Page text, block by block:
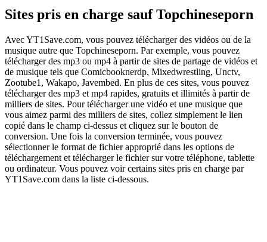
Sites pris en charge sauf Topchineseporn
Avec YT1Save.com, vous pouvez télécharger des vidéos ou de la
musique autre que Topchineseporn. Par exemple, vous pouvez
télécharger des mp3 ou mp4 à partir de sites de partage de vidéos et
de musique tels que Comicbooknerdp, Mixedwrestling, Unctv,
Zootube1, Wakapo, Javembed. En plus de ces sites, vous pouvez
télécharger des mp3 et mp4 rapides, gratuits et illimités à partir de
milliers de sites. Pour télécharger une vidéo et une musique que
vous aimez parmi des milliers de sites, collez simplement le lien
copié dans le champ ci-dessus et cliquez sur le bouton de
conversion. Une fois la conversion terminée, vous pouvez
sélectionner le format de fichier approprié dans les options de
téléchargement et télécharger le fichier sur votre téléphone, tablette
ou ordinateur. Vous pouvez voir certains sites pris en charge par
YT1Save.com dans la liste ci-dessous.